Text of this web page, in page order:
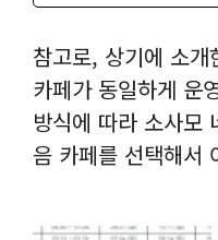
참고로, 상기에 소
카페가 동일하게 운
방식에 따라 소사모
음 카페를 선택해서